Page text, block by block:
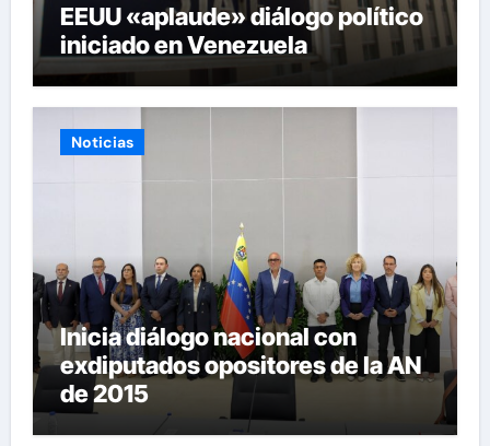
EEUU «aplaude» diálogo político
iniciado en Venezuela
Noticias
Inicia diálogo nacional con
exdiputados opositores de la AN
de 2015